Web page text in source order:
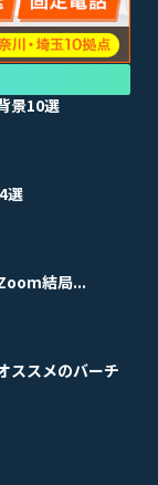
景10選
選
結局...
ススメのバーチ